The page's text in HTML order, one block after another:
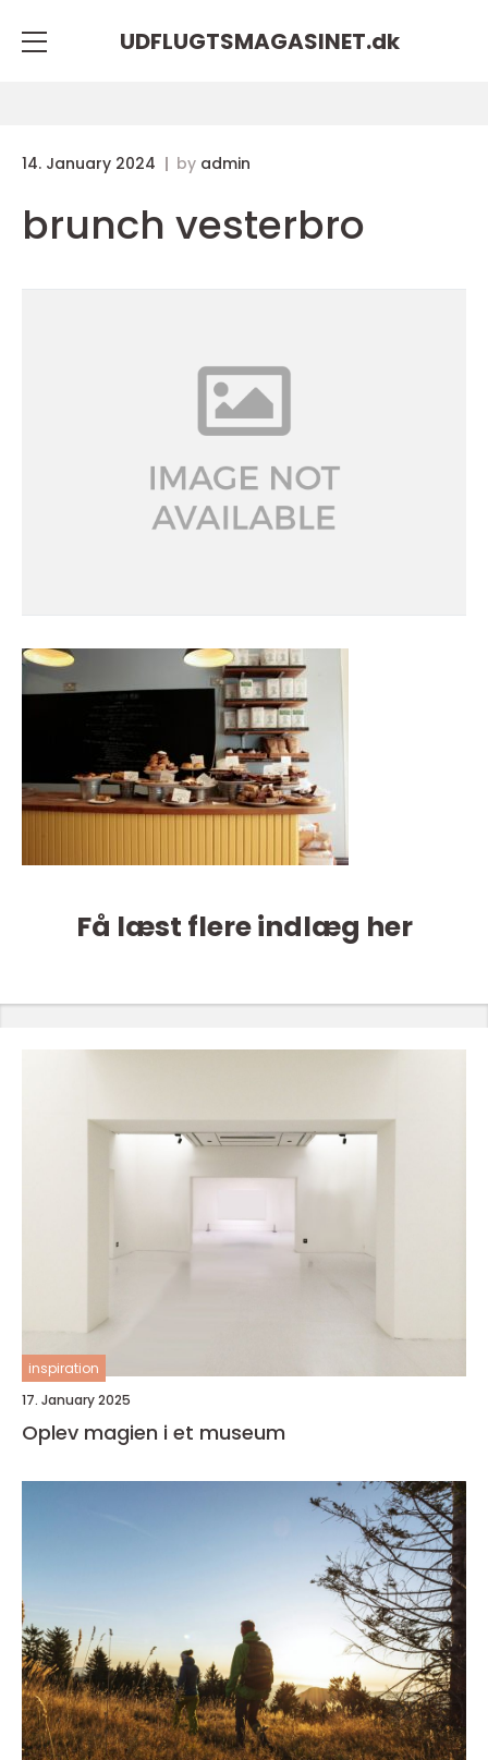
UDFLUGTSMAGASINET.dk
14. January 2024 by admin
brunch vesterbro
Få læst flere indlæg her
inspiration
17. January 2025
Oplev magien i et museum